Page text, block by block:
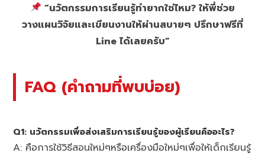
“นวัตกรรมการเรียนรู้ทำยากใช่ไหม? ให้พี่ช่วย
วางแผนวิจัยและเขียนงานให้ผ่านสบายๆ ปรึกษาฟรีที่
Line ได้เลยครับ”
FAQ (คำถามที่พบบ่อย)
Q1: นวัตกรรมเพื่อส่งเสริมการเรียนรู้ของผู้เรียนคืออะไร?
A: คือการใช้วิธีสอนใหม่ๆหรือเครื่องมือใหม่ๆเพื่อให้เด็กเรียนรู้